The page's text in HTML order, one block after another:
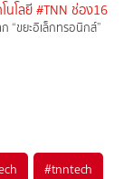
นโลยี #TNN ช่อง16
“ขยะอิเล็กทรอนิกส์”
#tnntech